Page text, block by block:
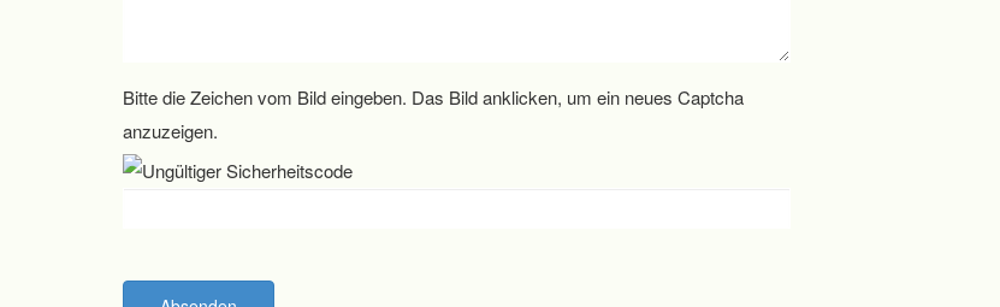
Bitte die Zeichen vom Bild eingeben. Das Bild anklicken, um ein neues Captcha
anzuzeigen.